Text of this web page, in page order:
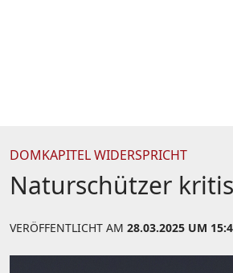
DOMKAPITEL WIDERSPRICHT
Naturschützer
VERÖFFENTLICHT AM 28.03.2025 UM